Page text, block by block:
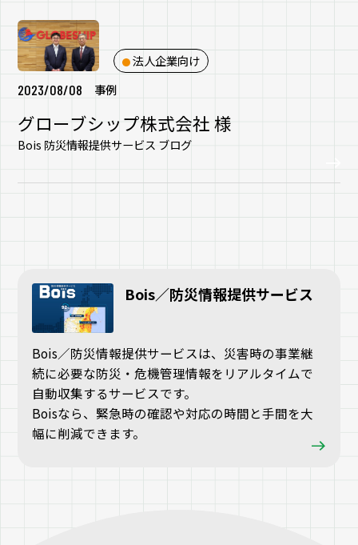
法人企業向け
2023/08/08 事例
グローブシップ株式会社 様
Bois 防災情報提供サービス ブログ
Bois／防災情報提供サービス
Bois／防災情報提供サービスは、災害時の事業継
続に必要な防災・危機管理情報をリアルタイムで
自動収集するサービスです。
Boisなら、緊急時の確認や対応の時間と手間を大
幅に削減できます。